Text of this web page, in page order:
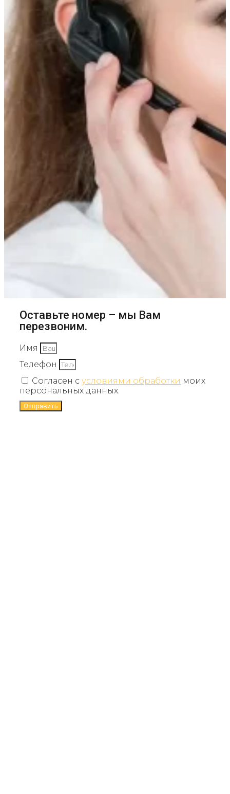
Оставьте номер – мы Вам
перезвоним.
Имя
Телефон
Согласен с условиями обработки моих
персональных данных.
Отправить